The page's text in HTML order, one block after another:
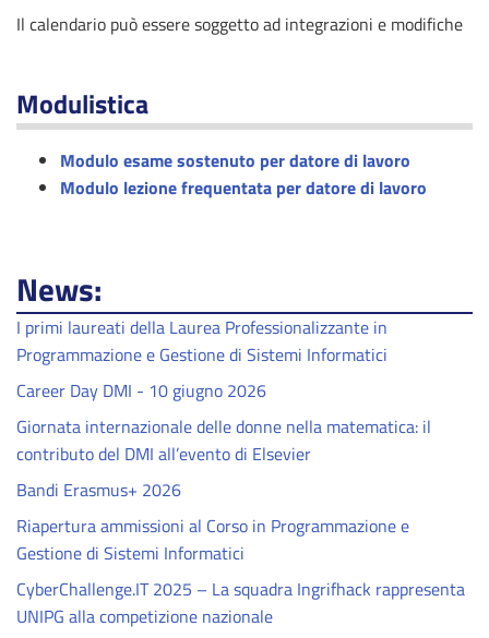
Il calendario può essere soggetto ad integrazioni e modifiche
Modulistica
Modulo esame sostenuto per datore di lavoro
Modulo lezione frequentata per datore di lavoro
News:
I primi laureati della Laurea Professionalizzante in
Programmazione e Gestione di Sistemi Informatici
Career Day DMI - 10 giugno 2026
Giornata internazionale delle donne nella matematica: il
contributo del DMI all’evento di Elsevier
Bandi Erasmus+ 2026
Riapertura ammissioni al Corso in Programmazione e
Gestione di Sistemi Informatici
CyberChallenge.IT 2025 – La squadra Ingrifhack rappresenta
UNIPG alla competizione nazionale